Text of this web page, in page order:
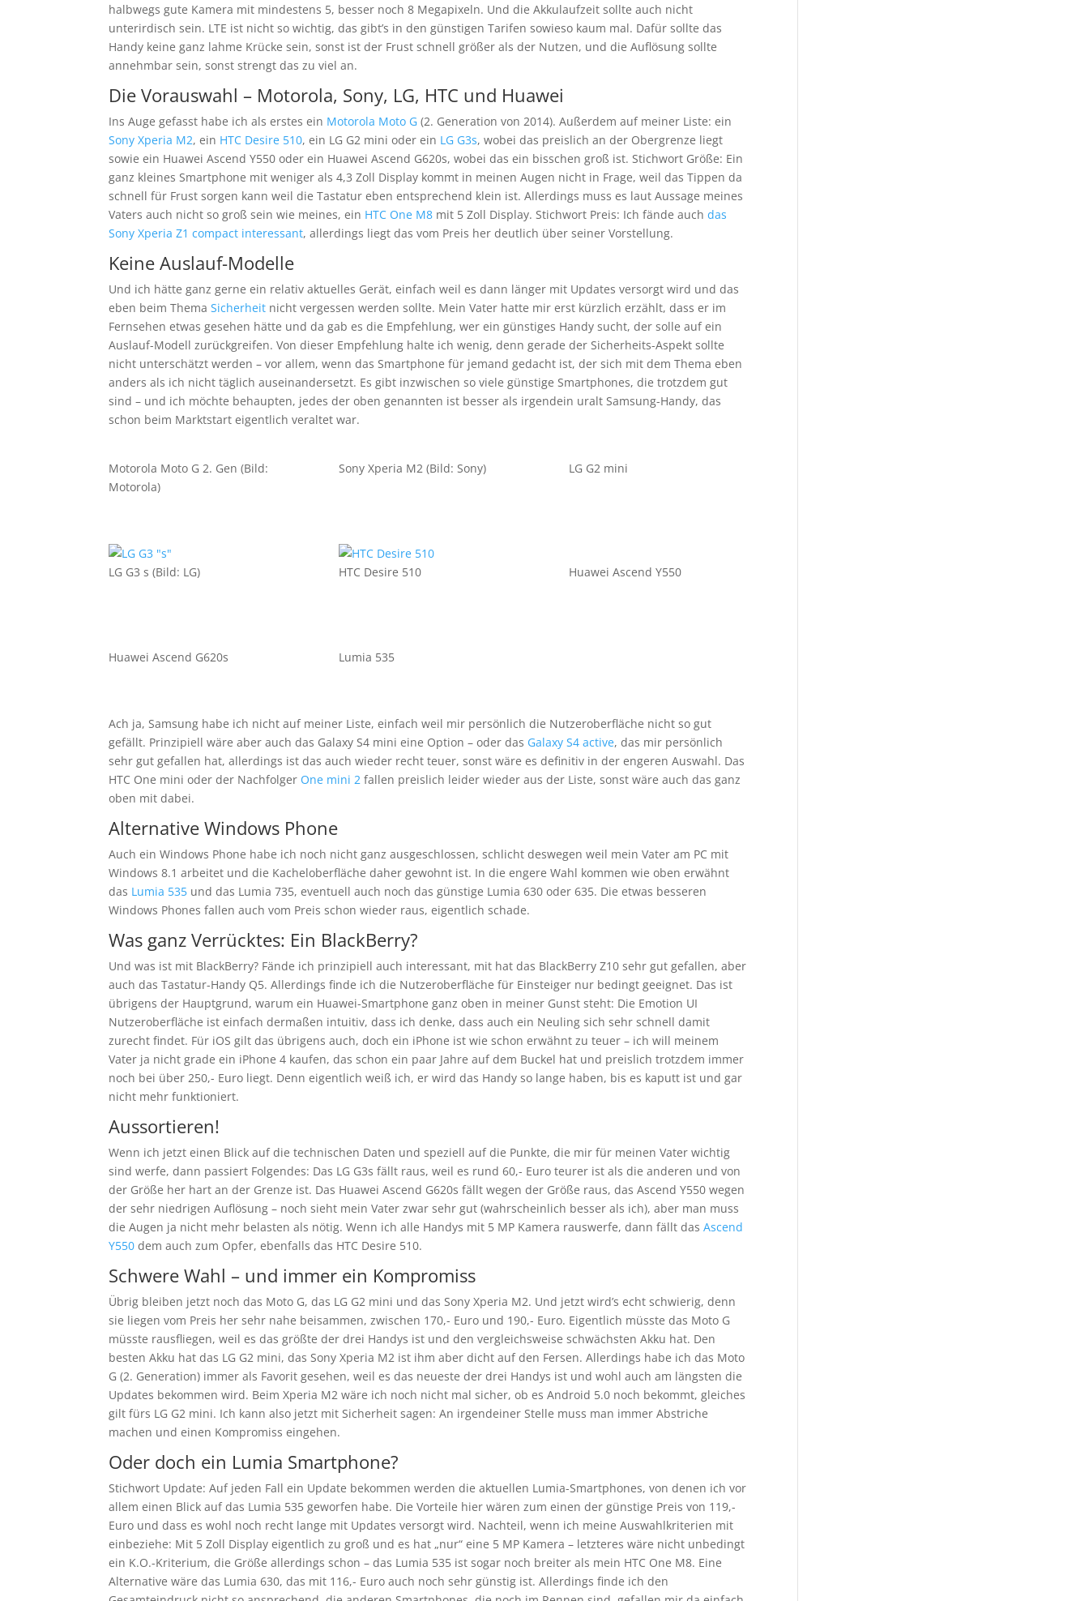
halbwegs gute Kamera mit mindestens 5, besser noch 8 Megapixeln. Und die Akkulaufzeit sollte auch nicht
unterirdisch sein. LTE ist nicht so wichtig, das gibt’s in den günstigen Tarifen sowieso kaum mal. Dafür sollte das
Handy keine ganz lahme Krücke sein, sonst ist der Frust schnell größer als der Nutzen, und die Auflösung sollte
annehmbar sein, sonst strengt das zu viel an.
Die Vorauswahl – Motorola, Sony, LG, HTC und Huawei
Ins Auge gefasst habe ich als erstes ein Motorola Moto G (2. Generation von 2014). Außerdem auf meiner Liste: ein
Sony Xperia M2, ein HTC Desire 510, ein LG G2 mini oder ein LG G3s, wobei das preislich an der Obergrenze liegt
sowie ein Huawei Ascend Y550 oder ein Huawei Ascend G620s, wobei das ein bisschen groß ist. Stichwort Größe: Ein
ganz kleines Smartphone mit weniger als 4,3 Zoll Display kommt in meinen Augen nicht in Frage, weil das Tippen da
schnell für Frust sorgen kann weil die Tastatur eben entsprechend klein ist. Allerdings muss es laut Aussage meines
Vaters auch nicht so groß sein wie meines, ein HTC One M8 mit 5 Zoll Display. Stichwort Preis: Ich fände auchdas
Sony Xperia Z1 compact interessant, allerdings liegt das vom Preis her deutlich über seiner Vorstellung.
Keine Auslauf-Modelle
Und ich hätte ganz gerne ein relativ aktuelles Gerät, einfach weil es dann länger mit Updates versorgt wird und das
eben beim ThemaSicherheit nicht vergessen werden sollte. Mein Vater hatte mir erst kürzlich erzählt, dass er im
Fernsehen etwas gesehen hätte und da gab es die Empfehlung, wer ein günstiges Handy sucht, der solle auf ein
Auslauf-Modell zurückgreifen. Von dieser Empfehlung halte ich wenig, denn gerade der Sicherheits-Aspekt sollte
nicht unterschätzt werden – vor allem, wenn das Smartphone für jemand gedacht ist, der sich mit dem Thema eben
anders als ich nicht täglich auseinandersetzt. Es gibt inzwischen so viele günstige Smartphones, die trotzdem gut
sind – und ich möchte behaupten, jedes der oben genannten ist besser als irgendein uralt Samsung-Handy, das
schon beim Marktstart eigentlich veraltet war.
Motorola Moto G 2. Gen (Bild:
Motorola)
Sony Xperia M2 (Bild: Sony) LG G2 mini
LG G3 s (Bild: LG) HTC Desire 510 Huawei Ascend Y550
Huawei Ascend G620s Lumia 535
Ach ja, Samsung habe ich nicht auf meiner Liste, einfach weil mir persönlich die Nutzeroberfläche nicht so gut
gefällt. Prinzipiell wäre aber auch das Galaxy S4 mini eine Option – oder das Galaxy S4 active, das mir persönlich
sehr gut gefallen hat, allerdings ist das auch wieder recht teuer, sonst wäre es definitiv in der engeren Auswahl. Das
HTC One mini oder der Nachfolger One mini 2 fallen preislich leider wieder aus der Liste, sonst wäre auch das ganz
oben mit dabei.
Alternative Windows Phone
Auch ein Windows Phone habe ich noch nicht ganz ausgeschlossen, schlicht deswegen weil mein Vater am PC mit
Windows 8.1 arbeitet und die Kacheloberfläche daher gewohnt ist. In die engere Wahl kommen wie oben erwähnt
das Lumia 535 und das Lumia 735, eventuell auch noch das günstige Lumia 630 oder 635. Die etwas besseren
Windows Phones fallen auch vom Preis schon wieder raus, eigentlich schade.
Was ganz Verrücktes: Ein BlackBerry?
Und was ist mit BlackBerry? Fände ich prinzipiell auch interessant, mit hat das BlackBerry Z10 sehr gut gefallen, aber
auch das Tastatur-Handy Q5. Allerdings finde ich die Nutzeroberfläche für Einsteiger nur bedingt geeignet. Das ist
übrigens der Hauptgrund, warum ein Huawei-Smartphone ganz oben in meiner Gunst steht: Die Emotion UI
Nutzeroberfläche ist einfach dermaßen intuitiv, dass ich denke, dass auch ein Neuling sich sehr schnell damit
zurecht findet. Für iOS gilt das übrigens auch, doch ein iPhone ist wie schon erwähnt zu teuer – ich will meinem
Vater ja nicht grade ein iPhone 4 kaufen, das schon ein paar Jahre auf dem Buckel hat und preislich trotzdem immer
noch bei über 250,- Euro liegt. Denn eigentlich weiß ich, er wird das Handy so lange haben, bis es kaputt ist und gar
nicht mehr funktioniert.
Aussortieren!
Wenn ich jetzt einen Blick auf die technischen Daten und speziell auf die Punkte, die mir für meinen Vater wichtig
sind werfe, dann passiert Folgendes: Das LG G3s fällt raus, weil es rund 60,- Euro teurer ist als die anderen und von
der Größe her hart an der Grenze ist. Das Huawei Ascend G620s fällt wegen der Größe raus, das Ascend Y550 wegen
der sehr niedrigen Auflösung – noch sieht mein Vater zwar sehr gut (wahrscheinlich besser als ich), aber man muss
die Augen ja nicht mehr belasten als nötig. Wenn ich alle Handys mit 5 MP Kamera rauswerfe, dann fällt dasAscend
Y550 dem auch zum Opfer, ebenfalls das HTC Desire 510.
Schwere Wahl – und immer ein Kompromiss
Übrig bleiben jetzt noch das Moto G, das LG G2 mini und das Sony Xperia M2. Und jetzt wird’s echt schwierig, denn
sie liegen vom Preis her sehr nahe beisammen, zwischen 170,- Euro und 190,- Euro. Eigentlich müsste das Moto G
müsste rausfliegen, weil es das größte der drei Handys ist und den vergleichsweise schwächsten Akku hat. Den
besten Akku hat das LG G2 mini, das Sony Xperia M2 ist ihm aber dicht auf den Fersen. Allerdings habe ich das Moto
G (2. Generation) immer als Favorit gesehen, weil es das neueste der drei Handys ist und wohl auch am längsten die
Updates bekommen wird. Beim Xperia M2 wäre ich noch nicht mal sicher, ob es Android 5.0 noch bekommt, gleiches
gilt fürs LG G2 mini. Ich kann also jetzt mit Sicherheit sagen: An irgendeiner Stelle muss man immer Abstriche
machen und einen Kompromiss eingehen.
Oder doch ein Lumia Smartphone?
Stichwort Update: Auf jeden Fall ein Update bekommen werden die aktuellen Lumia-Smartphones, von denen ich vor
allem einen Blick auf das Lumia 535 geworfen habe. Die Vorteile hier wären zum einen der günstige Preis von 119,-
Euro und dass es wohl noch recht lange mit Updates versorgt wird. Nachteil, wenn ich meine Auswahlkriterien mit
einbeziehe: Mit 5 Zoll Display eigentlich zu groß und es hat „nur“ eine 5 MP Kamera – letzteres wäre nicht unbedingt
ein K.O.-Kriterium, die Größe allerdings schon – das Lumia 535 ist sogar noch breiter als mein HTC One M8. Eine
Alternative wäre das Lumia 630, das mit 116,- Euro auch noch sehr günstig ist. Allerdings finde ich den